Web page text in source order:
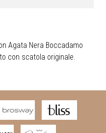
Agata Nera Boccadamo
con scatola originale.